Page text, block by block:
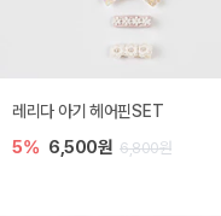
레리다 아기 헤어핀SET
5% 6,500원 6,800원